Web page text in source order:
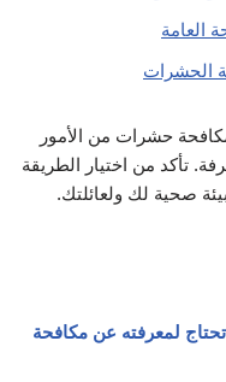
العامة
الحشرات
حشرات من الأمور
تأكد من اختيار الطريقة
صحية لك ولعائلتك.
لمعرفته عن مكافحة